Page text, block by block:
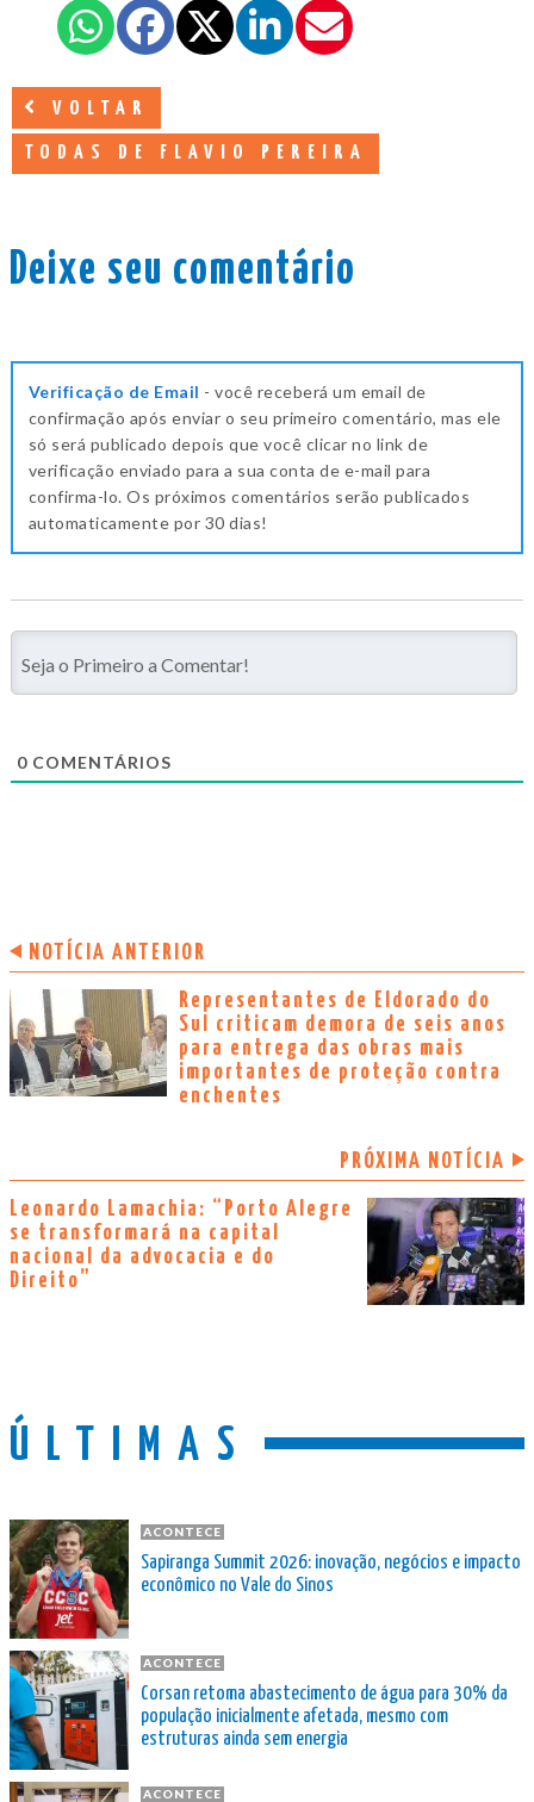
VOLTAR
TODAS DE FLAVIO PEREIRA
Deixe seu comentário
Verificação de Email - você receberá um email de
confirmação após enviar o seu primeiro comentário, mas ele
só será publicado depois que você clicar no link de
verificação enviado para a sua conta de e-mail para
confirma-lo. Os próximos comentários serão publicados
automaticamente por 30 dias!
0 COMENTÁRIOS
NOTÍCIA ANTERIOR
Representantes de Eldorado do
Sul criticam demora de seis anos
para entrega das obras mais
importantes de proteção contra
enchentes
PRÓXIMA NOTÍCIA
Leonardo Lamachia: “Porto Alegre
se transformará na capital
nacional da advocacia e do
Direito”
ÚLTIMAS
ACONTECE
Sapiranga Summit 2026: inovação, negócios e impacto
econômico no Vale do Sinos
ACONTECE
Corsan retoma abastecimento de água para 30% da
população inicialmente afetada, mesmo com
estruturas ainda sem energia
ACONTECE